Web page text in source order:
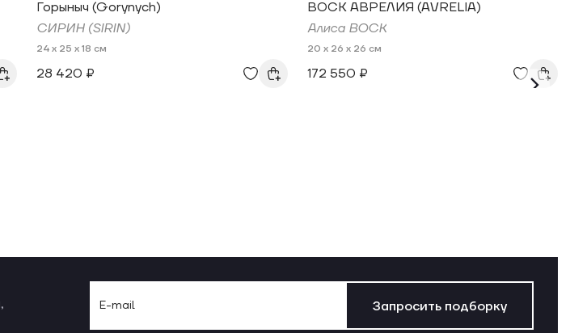
Горыныч (Gorynych)
СИРИН (SIRIN)
24 x 25 x 18 см
28 420 ₽
BOCK АВРЕЛИЯ (AVRELIA)
Алиса BOCK
20 x 26 x 26 см
172 550 ₽
Запросить подборку